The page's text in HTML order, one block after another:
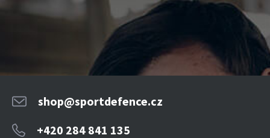
shop@sportdefence.cz
+420 284 841 135